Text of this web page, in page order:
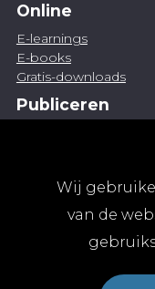
Wij
van de
Online
E-learnings
E-books
Gratis-downloads
Publiceren
Abonnementen
Algemene